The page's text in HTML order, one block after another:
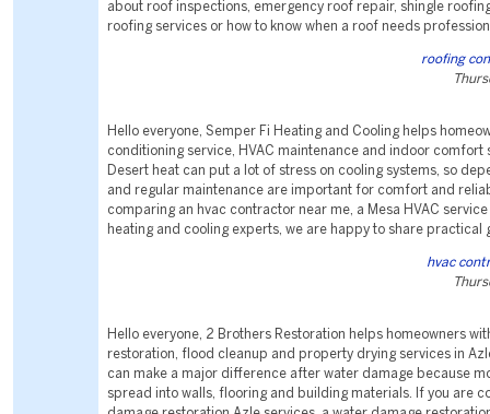
about roof inspections, emergency roof repair, shingle
roofing services or how to know when a roof needs
roofing
Hello everyone, Semper Fi Heating and Cooling helps
conditioning service, HVAC maintenance and indoor comfort
Desert heat can put a lot of stress on cooling systems, so
and regular maintenance are important for comfort and
comparing an hvac contractor near me, a Mesa HVAC
heating and cooling experts, we are happy to share practical
hvac
Hello everyone, 2 Brothers Restoration helps homeowners
restoration, flood cleanup and property drying services in
can make a major difference after water damage because
spread into walls, flooring and building materials. If you are